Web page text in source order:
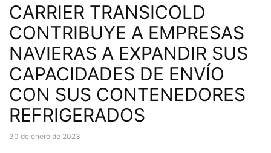
CARRIER TRANSICOLD
CONTRIBUYE A EMPRESAS
NAVIERAS A EXPANDIR SUS
CAPACIDADES DE ENVÍO
CON SUS CONTENEDORES
REFRIGERADOS
30 de enero de 2023